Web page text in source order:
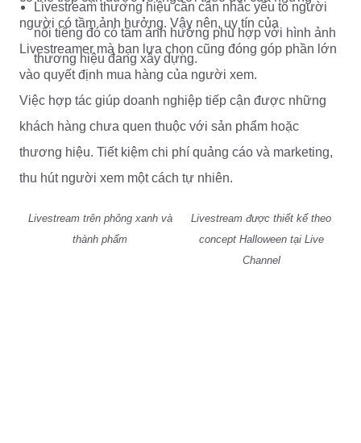
người có tầm ảnh hưởng. Vậy nên, uy tín của
Livestreamer mà bạn lựa chọn cũng đóng góp phần lớn
vào quyết định mua hàng của người xem.
Livestream thương hiệu cần cân nhắc yếu tố người
nổi tiếng đó có tầm ảnh hưởng phù hợp với hình ảnh
thương hiệu đang xây dựng.
Việc hợp tác giúp doanh nghiệp tiếp cận được những
khách hàng chưa quen thuộc với sản phẩm hoặc
thương hiệu. Tiết kiệm chi phí quảng cáo và marketing,
thu hút người xem một cách tự nhiên.
Livestream trên phông xanh và
thành phẩm
Livestream được thiết kế theo
concept Halloween tại Live
Channel